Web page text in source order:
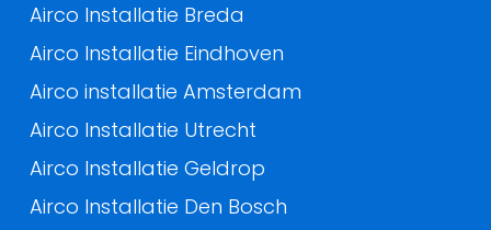
Airco Installatie Breda
Airco Installatie Eindhoven
Airco installatie Amsterdam
Airco Installatie Utrecht
Airco Installatie Geldrop
Airco Installatie Den Bosch